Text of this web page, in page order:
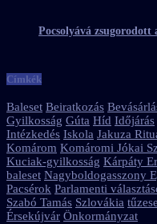
Pocsolyává zsugorodott
Címkék
Baleset Beiratkozás
Gyilkosság Gúta Híd Időjárás
Intézkedés Iskola Jakuza
Komárom Komáromi Jókai
Kuciak-gyilkosság Kárpáty
baleset Nagyboldogasszony
Pacsérok Parlamenti
Szabó Tamás Szlovákia
Érsekújvár Önkormányzat